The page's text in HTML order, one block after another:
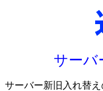
サーバ
サーバー新旧入れ替